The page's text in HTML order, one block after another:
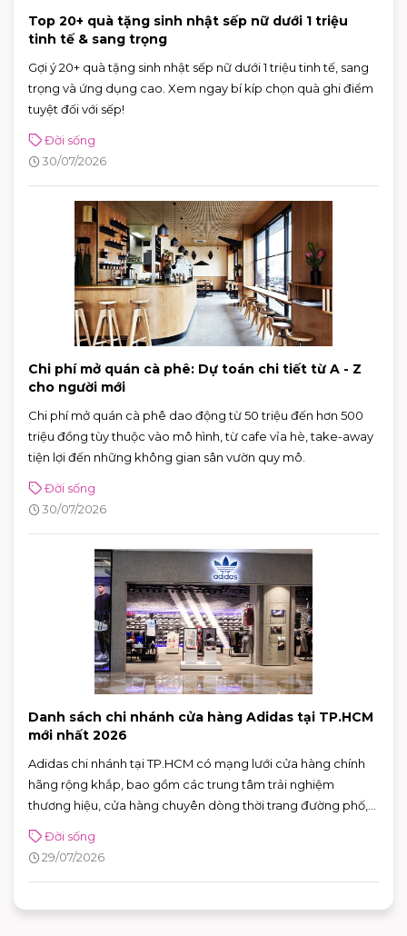
Top 20+ quà tặng sinh nhật sếp nữ dưới 1 triệu
tinh tế & sang trọng
Gợi ý 20+ quà tặng sinh nhật sếp nữ dưới 1 triệu tinh tế, sang
trọng và ứng dụng cao. Xem ngay bí kíp chọn quà ghi điểm
tuyệt đối với sếp!
Đời sống
30/07/2026
Chi phí mở quán cà phê: Dự toán chi tiết từ A - Z
cho người mới
Chi phí mở quán cà phê dao động từ 50 triệu đến hơn 500
triệu đồng tùy thuộc vào mô hình, từ cafe vỉa hè, take-away
tiện lợi đến những không gian sân vườn quy mô.
Đời sống
30/07/2026
Danh sách chi nhánh cửa hàng Adidas tại TP.HCM
mới nhất 2026
Adidas chi nhánh tại TP.HCM có mạng lưới cửa hàng chính
hãng rộng khắp, bao gồm các trung tâm trải nghiệm
thương hiệu, cửa hàng chuyên dòng thời trang đường phố,
hình và vị trí thuận tiện, khách hàng có thể dễ dàng tìm được
adidas chi nhánh phù hợp để mua sắm và trải nghiệm các
Đời sống
29/07/2026